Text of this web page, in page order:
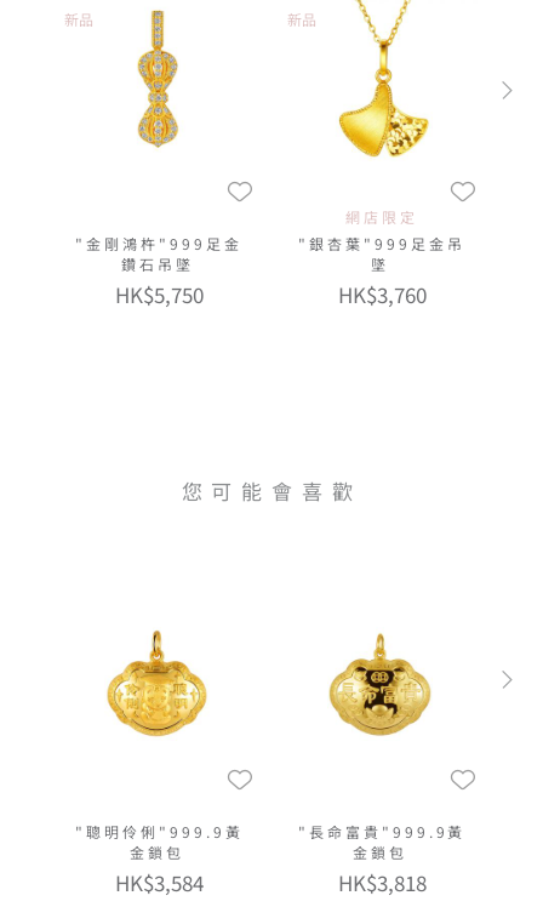
新品
"金剛鴻杵"999足金
鑽石吊墜
HK$5,750
新品
網店限定
"銀杏葉"999足金吊
墜
HK$3,760
您可能會喜歡
"聰明伶俐"999.9黃
金鎖包
HK$3,584
"長命富貴"999.9黃
金鎖包
HK$3,818